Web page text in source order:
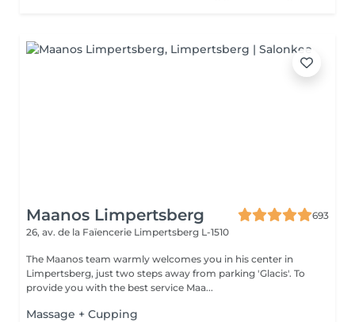
Maanos Limpertsberg
693
26, av. de la Faïencerie Limpertsberg L-1510
The Maanos team warmly welcomes you in his center in
Limpertsberg, just two steps away from parking 'Glacis'. To
provide you with the best service Maa...
Massage + Cupping